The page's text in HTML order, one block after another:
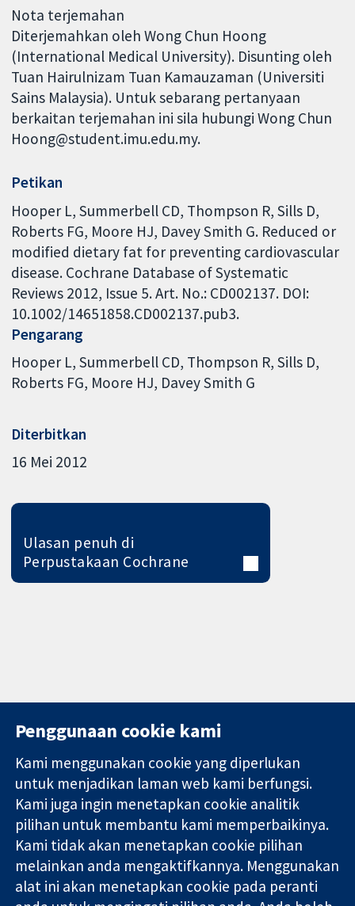
Nota terjemahan
Diterjemahkan oleh Wong Chun Hoong
(International Medical University). Disunting oleh
Tuan Hairulnizam Tuan Kamauzaman (Universiti
Sains Malaysia). Untuk sebarang pertanyaan
berkaitan terjemahan ini sila hubungi Wong Chun
Hoong@student.imu.edu.my.
Petikan
Hooper L, Summerbell CD, Thompson R, Sills D,
Roberts FG, Moore HJ, Davey Smith G. Reduced or
modified dietary fat for preventing cardiovascular
disease. Cochrane Database of Systematic
Reviews 2012, Issue 5. Art. No.: CD002137. DOI:
10.1002/14651858.CD002137.pub3.
Pengarang
Hooper L Summerbell CD Thompson R Sills D
Roberts FG Moore HJ Davey Smith G
Diterbitkan
16 Mei 2012
Ulasan penuh di
Perpustakaan Cochrane
Bukti yang
dipercayai.
keputusan
termaklum
Kesihatan yang
lebih baik
11-13 Cavendish
Square
London
W1G 0AN
United Kingdom
Hubungi kita
Berita
Pejabat
akhbar
Perihal Kami
Pekerjaan
Cochrane
Library
Penggunaan cookie kami
Kami menggunakan cookie yang diperlukan
untuk menjadikan laman web kami berfungsi.
Kami juga ingin menetapkan cookie analitik
pilihan untuk membantu kami memperbaikinya.
Kami tidak akan menetapkan cookie pilihan
melainkan anda mengaktifkannya. Menggunakan
alat ini akan menetapkan cookie pada peranti